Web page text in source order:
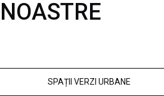
SPAȚII VERZI URBANE